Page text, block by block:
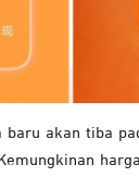
baru akan tiba
Kemungkinan